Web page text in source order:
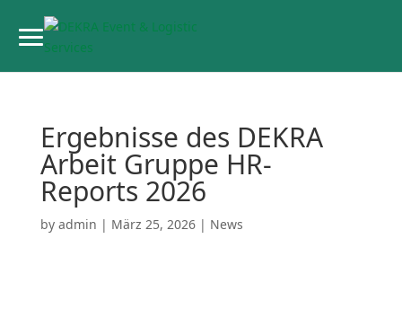
Ergeb­nisse des DEKRA
Arbeit Gruppe HR-
Reports 2026
by admin | März 25, 2026| News